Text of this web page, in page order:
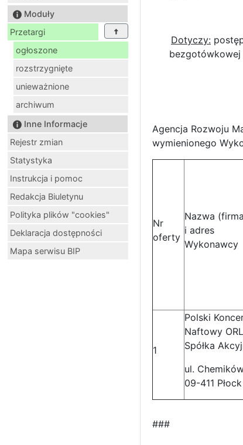
Moduły
Przetargi
ogłoszone
rozstrzygnięte
unieważnione
archiwum
Inne Informacje
Rejestr zmian
Statystyka
Instrukcja i pomoc
Redakcja Biuletynu
Polityka plików "cookies"
Deklaracja dostępności
Mapa serwisu BIP
Dotyczy:
Agencja Rozwoju
wymienionego
Nr
oferty
Nazwa
i adres
Wykonawcy
1
Polski
Naftowy
Spółka
ul.
09-411 Płock
###